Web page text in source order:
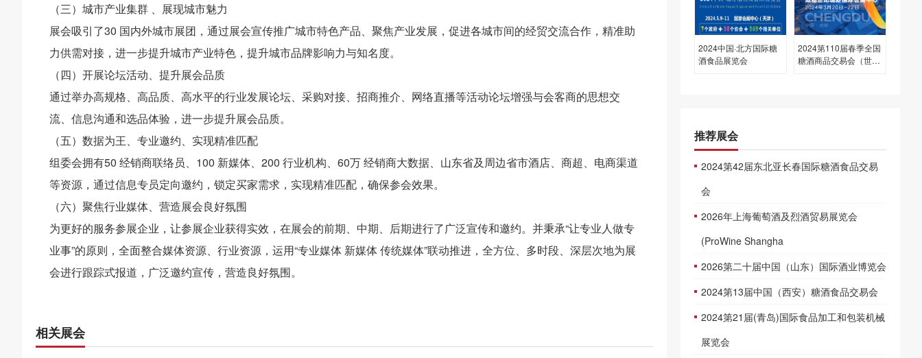
（三）城市产业集群 、展现城市魅力
展会吸引了30 国内外城市展团，通过展会宣传推广城市特色产品、聚焦产业发展，促进各城市间的经贸交流合作，精准助
力供需对接，进一步提升城市产业特色，提升城市品牌影响力与知名度。
（四）开展论坛活动、提升展会品质
通过举办高规格、高品质、高水平的行业发展论坛、采购对接、招商推介、网络直播等活动论坛增强与会客商的思想交
流、信息沟通和选品体验，进一步提升展会品质。
（五）数据为王、专业邀约、实现精准匹配
组委会拥有50 经销商联络员、100 新媒体、200 行业机构、60万 经销商大数据、山东省及周边省市酒店、商超、电商渠道
等资源，通过信息专员定向邀约，锁定买家需求，实现精准匹配，确保参会效果。
（六）聚焦行业媒体、营造展会良好氛围
为更好的服务参展企业，让参展企业获得实效，在展会的前期、中期、后期进行了广泛宣传和邀约。并秉承“让专业人做专
业事”的原则，全面整合媒体资源、行业资源，运用“专业媒体 新媒体 传统媒体”联动推进，全方位、多时段、深层次地为展
会进行跟踪式报道，广泛邀约宣传，营造良好氛围。
相关展会
2024中国·北方国际糖
酒食品展览会
2024第110届春季全国
糖酒商品交易会（世纪
推荐展会
2024第42届东北亚长春国际糖酒食品交易
会
2026年上海葡萄酒及烈酒贸易展览会
(ProWine Shangha
2026第二十届中国（山东）国际酒业博览会
2024第13届中国（西安）糖酒食品交易会
2024第21届(青岛)国际食品加工和包装机械
展览会